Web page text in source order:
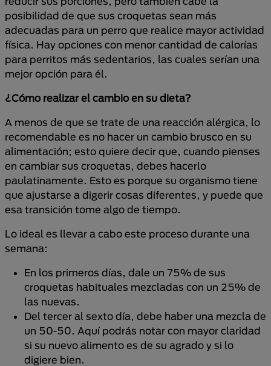
posibilidad de que sus croquetas sean más
adecuadas para un perro que realice mayor actividad
física. Hay opciones con menor cantidad de calorías
para perritos más sedentarios, las cuales serían una
mejor opción para él.
¿Cómo realizar el cambio en su dieta?
A menos de que se trate de una reacción alérgica, lo
recomendable es no hacer un cambio brusco en su
alimentación; esto quiere decir que, cuando pienses
en cambiar sus croquetas, debes hacerlo
paulatinamente. Esto es porque su organismo tiene
que ajustarse a digerir cosas diferentes, y puede que
esa transición tome algo de tiempo.
Lo ideal es llevar a cabo este proceso durante una
semana:
En los primeros días, dale un 75% de sus
croquetas habituales mezcladas con un 25% de
las nuevas.
Del tercer al sexto día, debe haber una mezcla de
un 50-50. Aquí podrás notar con mayor claridad
si su nuevo alimento es de su agrado y si lo
digiere bien.